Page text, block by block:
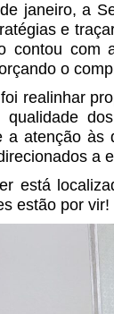
janeiro, a
e
contou com
o
realinhar
a atenção às
a
está
estão por vir!